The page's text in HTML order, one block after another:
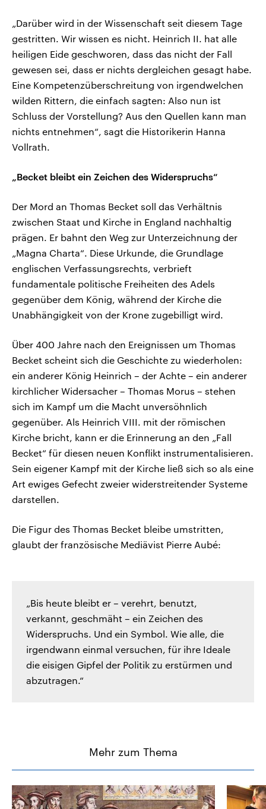
„Darüber wird in der Wissenschaft seit diesem Tage
gestritten. Wir wissen es nicht. Heinrich II. hat alle
heiligen Eide geschworen, dass das nicht der Fall
gewesen sei, dass er nichts dergleichen gesagt habe.
Eine Kompetenzüberschreitung von irgendwelchen
wilden Rittern, die einfach sagten: Also nun ist
Schluss der Vorstellung? Aus den Quellen kann man
nichts entnehmen“, sagt die Historikerin Hanna
Vollrath.
„Becket bleibt ein Zeichen des Widerspruchs“
Der Mord an Thomas Becket soll das Verhältnis
zwischen Staat und Kirche in England nachhaltig
prägen. Er bahnt den Weg zur Unterzeichnung der
„Magna Charta“. Diese Urkunde, die Grundlage
englischen Verfassungsrechts, verbrieft
fundamentale politische Freiheiten des Adels
gegenüber dem König, während der Kirche die
Unabhängigkeit von der Krone zugebilligt wird.
Über 400 Jahre nach den Ereignissen um Thomas
Becket scheint sich die Geschichte zu wiederholen:
ein anderer König Heinrich – der Achte – ein anderer
kirchlicher Widersacher – Thomas Morus – stehen
sich im Kampf um die Macht unversöhnlich
gegenüber. Als Heinrich VIII. mit der römischen
Kirche bricht, kann er die Erinnerung an den „Fall
Becket“ für diesen neuen Konflikt instrumentalisieren.
Sein eigener Kampf mit der Kirche ließ sich so als eine
Art ewiges Gefecht zweier widerstreitender Systeme
darstellen.
Die Figur des Thomas Becket bleibe umstritten,
glaubt der französische Mediävist Pierre Aubé:
„Bis heute bleibt er – verehrt, benutzt,
verkannt, geschmäht – ein Zeichen des
Widerspruchs. Und ein Symbol. Wie alle, die
irgendwann einmal versuchen, für ihre Ideale
die eisigen Gipfel der Politik zu erstürmen und
abzutragen.“
Mehr zum Thema